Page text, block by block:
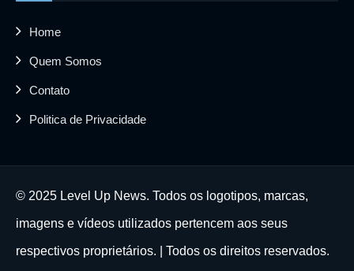
Home
Quem Somos
Contato
Politica de Privacidade
© 2025 Level Up News. Todos os logotipos, marcas,
imagens e vídeos utilizados pertencem aos seus
respectivos proprietários. | Todos os direitos reservados.